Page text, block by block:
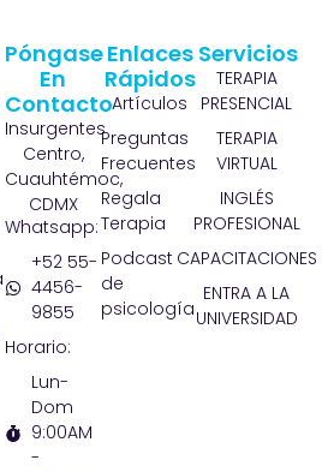
Servicios
TERAPIA
PRESENCIAL
TERAPIA
VIRTUAL
INGLÉS
PROFESIONAL
CAPACITACIONES
ENTRA A LA
UNIVERSIDAD
Enlaces
Rápidos
Artículos
Preguntas
Frecuentes
Regala
Terapia
Podcast
de
psicología
Póngase
En
Contacto
Insurgentes
Centro,
Cuauhtémoc,
CDMX
Whatsapp:
+52 55-
4456-
9855
Horario:
Lun-
Dom
9:00AM
-